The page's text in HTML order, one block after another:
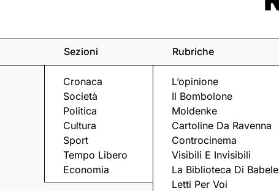
Sezioni
Cronaca
Società
Politica
Cultura
Sport
Tempo Libero
Economia
Rubriche
L’opinione
Il Bombolone
Moldenke
Cartoline Da Ravenna
Controcinema
Visibili E Invisibili
La Biblioteca Di Babele
Letti Per Voi
VOLLEY